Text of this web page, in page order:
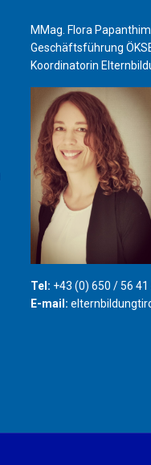
MMag. Flora
Geschäftsführung
Koordinatorin
Tel: +43 (0) 650 / 56 41
E-mail: